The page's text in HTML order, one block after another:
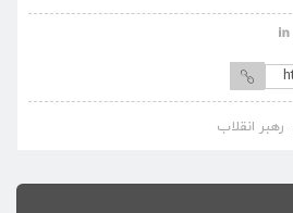
رهبر انقلاب